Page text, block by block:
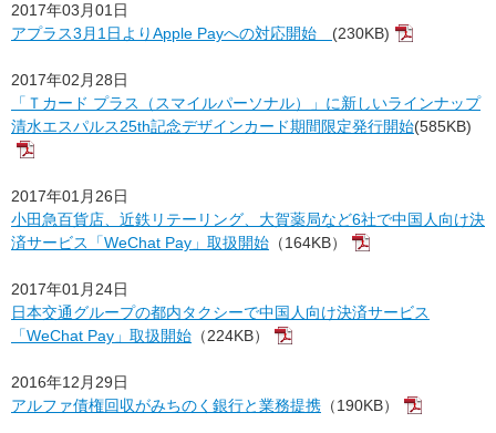
2017年03月01日
アプラス3月1日よりApple Payへの対応開始 (230KB)
2017年02月28日
「Ｔカード プラス（スマイルパーソナル）」に新しいラインナップ
清水エスパルス25th記念デザインカード期間限定発行開始(585KB)
2017年01月26日
小田急百貨店、近鉄リテーリング、大賀薬局など6社で中国人向け決
済サービス「WeChat Pay」取扱開始 （164KB）
2017年01月24日
日本交通グループの都内タクシーで中国人向け決済サービス
「WeChat Pay」取扱開始 （224KB）
2016年12月29日
アルファ債権回収がみちのく銀行と業務提携 （190KB）